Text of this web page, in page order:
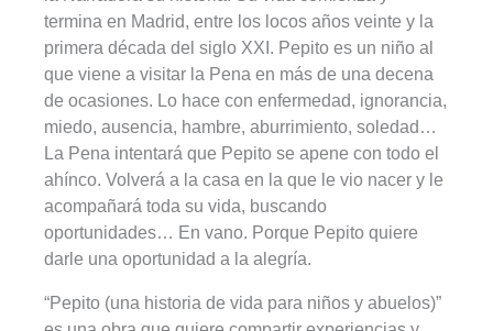
termina en Madrid, entre los locos años veinte y la
primera década del siglo XXI. Pepito es un niño al
que viene a visitar la Pena en más de una decena
de ocasiones. Lo hace con enfermedad, ignorancia,
miedo, ausencia, hambre, aburrimiento, soledad…
La Pena intentará que Pepito se apene con todo el
ahínco. Volverá a la casa en la que le vio nacer y le
acompañará toda su vida, buscando
oportunidades… En vano. Porque Pepito quiere
darle una oportunidad a la alegría.
“Pepito (una historia de vida para niños y abuelos)”